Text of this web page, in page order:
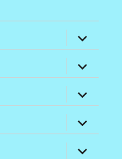
Untermenü
anzeigen
Untermenü
anzeigen
Untermenü
anzeigen
Untermenü
anzeigen
Untermenü